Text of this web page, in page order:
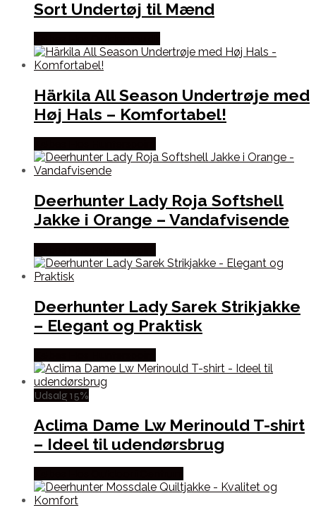
Sort Undertøj til Mænd
Härkila All Season Undertrøje med
Høj Hals – Komfortabel!
Deerhunter Lady Roja Softshell
Jakke i Orange – Vandafvisende
Deerhunter Lady Sarek Strikjakke
– Elegant og Praktisk
Udsalg 15%
Aclima Dame Lw Merinould T-shirt
– Ideel til udendørsbrug